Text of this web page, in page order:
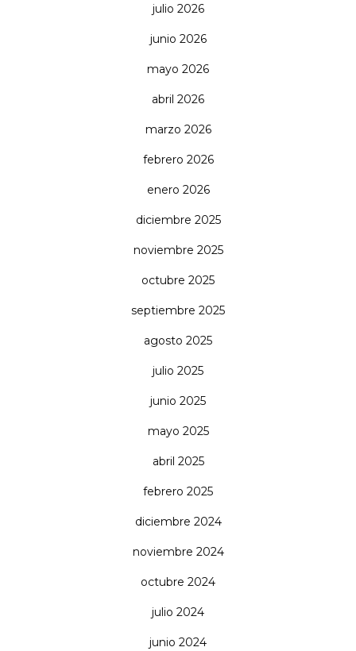
julio 2026
junio 2026
mayo 2026
abril 2026
marzo 2026
febrero 2026
enero 2026
diciembre 2025
noviembre 2025
octubre 2025
septiembre 2025
agosto 2025
julio 2025
junio 2025
mayo 2025
abril 2025
febrero 2025
diciembre 2024
noviembre 2024
octubre 2024
julio 2024
junio 2024